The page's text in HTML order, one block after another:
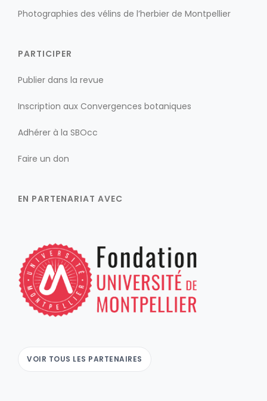
Photographies des vélins de l’herbier de Montpellier
PARTICIPER
Publier dans la revue
Inscription aux Convergences botaniques
Adhérer à la SBOcc
Faire un don
EN PARTENARIAT AVEC
VOIR TOUS LES PARTENAIRES